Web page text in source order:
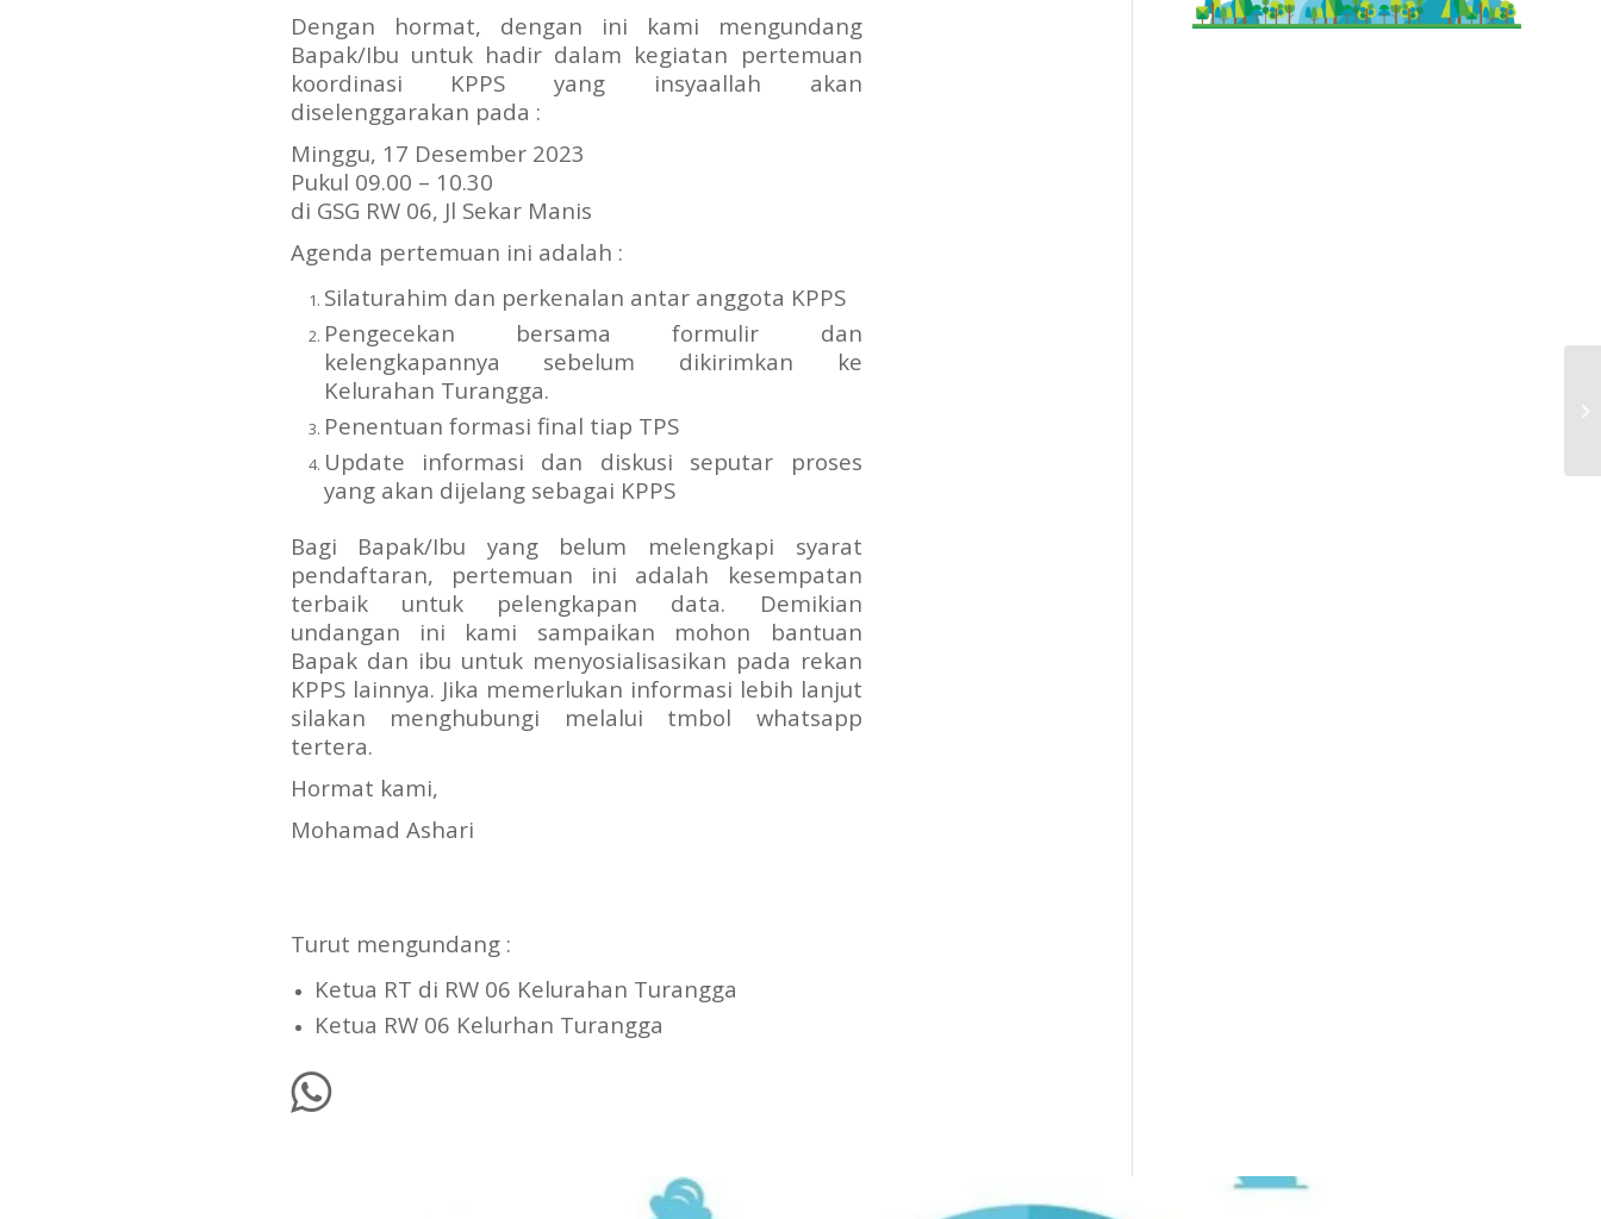
Dengan hormat, dengan ini kami mengundang
Bapak/Ibu untuk hadir dalam kegiatan pertemuan
koordinasi KPPS yang insyaallah akan
diselenggarakan pada :
Minggu, 17 Desember 2023
Pukul 09.00 – 10.30
di GSG RW 06, Jl Sekar Manis
Agenda pertemuan ini adalah :
Silaturahim dan perkenalan antar anggota KPPS
Pengecekan bersama formulir dan
kelengkapannya sebelum dikirimkan ke
Kelurahan Turangga.
Penentuan formasi final tiap TPS
Update informasi dan diskusi seputar proses
yang akan dijelang sebagai KPPS
Bagi Bapak/Ibu yang belum melengkapi syarat
pendaftaran, pertemuan ini adalah kesempatan
terbaik untuk pelengkapan data. Demikian
undangan ini kami sampaikan mohon bantuan
Bapak dan ibu untuk menyosialisasikan pada rekan
KPPS lainnya. Jika memerlukan informasi lebih lanjut
silakan menghubungi melalui tmbol whatsapp
tertera.
Hormat kami,
Mohamad Ashari
Turut mengundang :
Ketua RT di RW 06 Kelurahan Turangga
Ketua RW 06 Kelurhan Turangga